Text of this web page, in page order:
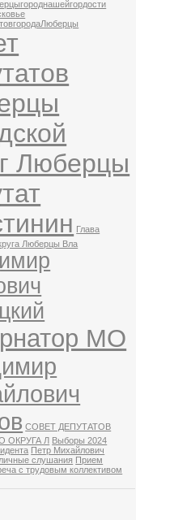
Люберцы
Глава
Люберцы Вла
МО
СОВЕТ ДЕПУТАТОВ
ОКРУГА Л Выборы 2024
Петр Михайлович
слушания Прием
с трудовым коллективом